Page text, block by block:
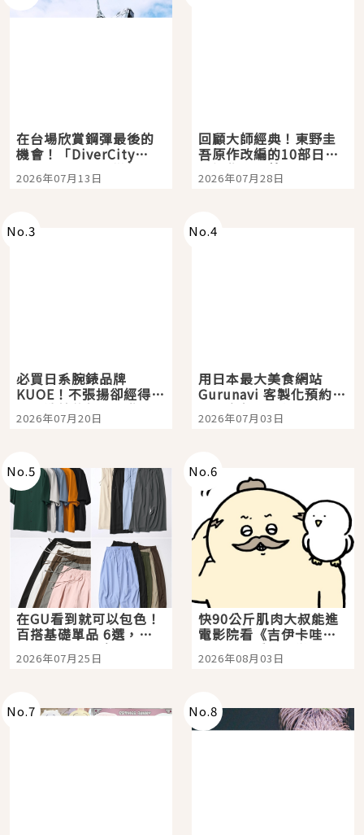
在台場欣賞鋼彈最後的
機會！「DiverCity
Tokyo Plaza」搭船、
購物、美食及夜景，一
2026年07月13日
回顧大師經典！東野圭
吾原作改編的10部日本
影視作品推薦
2026年07月28日
No.3
必買日系腕錶品牌
KUOE！不張揚卻經得起
時間洗鍊的經典之作五
選
2026年07月20日
No.4
用日本最大美食網站
Gurunavi 客製化預約九
大都市餐廳，打造專屬
美食體驗！
2026年07月03日
No.5
在GU看到就可以包色！
百搭基礎單品 6選，閉
眼全收也不心疼
2026年07月25日
No.6
快90公斤肌肉大叔能進
電影院看《吉伊卡哇》
嗎？日本重金屬樂團
「打首」會長與nagano
2026年08月03日
No.7 No.8